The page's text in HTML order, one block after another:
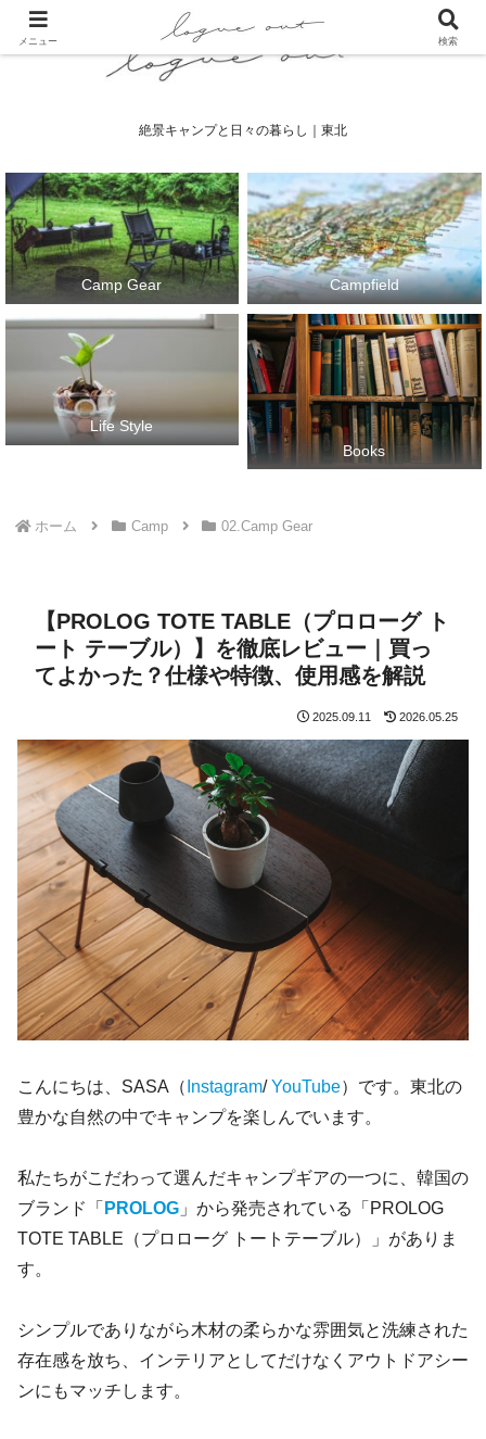
絶景キャンプと日々の暮らし｜東北
Camp Gear Campfield
Life Style
Books
ホーム Camp 02.Camp Gear
【PROLOG TOTE TABLE（プロローグ ト
ート テーブル）】を徹底レビュー｜買っ
てよかった？仕様や特徴、使用感を解説
2025.09.11 2026.05.25
こんにちは、SASA（ Instagram/YouTube）です。東北の
豊かな自然の中でキャンプを楽しんでいます。
私たちがこだわって選んだキャンプギアの一つに、韓国の
ブランド「 PROLOG 」から発売されている「PROLOG
TOTE TABLE（プロローグ トートテーブル）」がありま
す。
シンプルでありながら木材の柔らかな雰囲気と洗練された
存在感を放ち、インテリアとしてだけなくアウトドアシー
ンにもマッチします。
メニュー 検索